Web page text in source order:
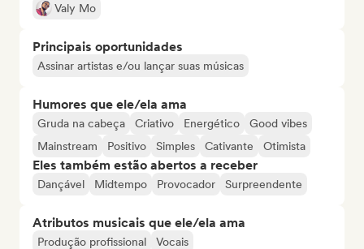
Valy Mo
Principais oportunidades
Assinar artistas e/ou lançar suas músicas
Humores que ele/ela ama
Gruda na cabeça Criativo Energético
Good vibes
Mainstream
Positivo Simples Cativante Otimista
Eles também estão abertos a receber
Dançável Midtempo Provocador Surpreendente
Atributos musicais que ele/ela ama
Produção profissional Vocais